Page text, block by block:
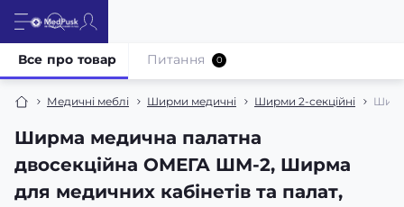
Медичні меблі Ширми медичні Ширми 2-секційні
Ширма медична палатна
двосекційна ОМЕГА ШМ-2, Ширма
для медичних кабінетів та палат,
Все про товар Питання 0